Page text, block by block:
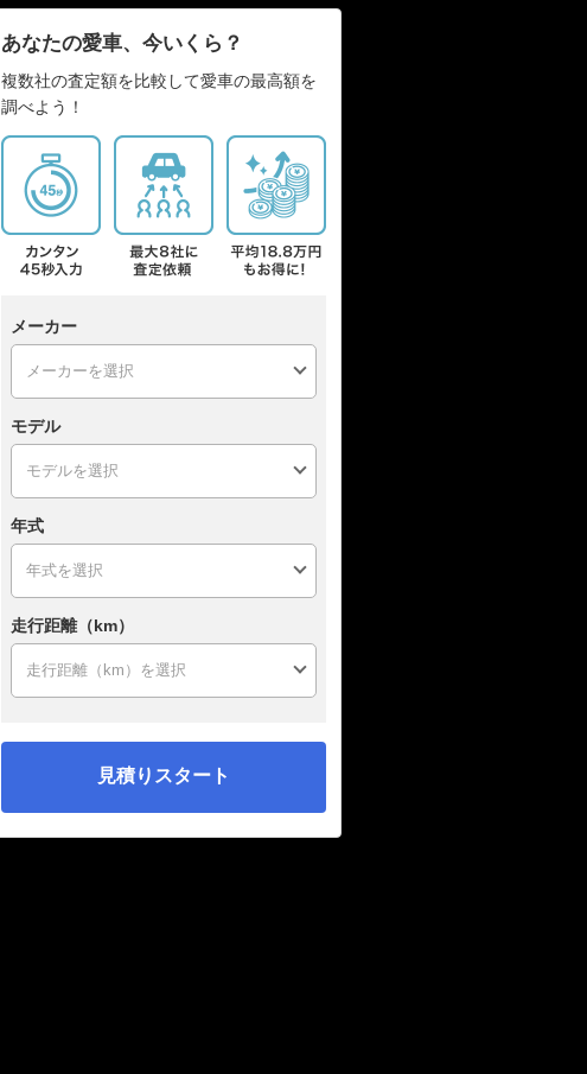
あなたの愛車、今いくら？
複数社の査定額を比較して愛車の最高額を
調べよう！
メーカー
モデル
年式
走行距離（km）
見積りスタート